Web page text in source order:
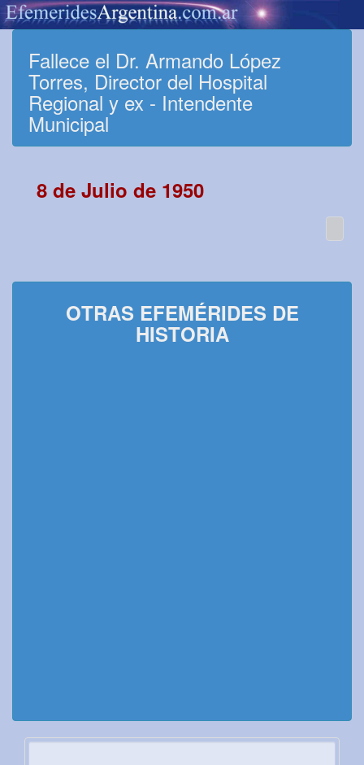
Fallece el Dr. Armando López
Torres, Director del Hospital
Regional y ex - Intendente
Municipal
8 de Julio de 1950
OTRAS EFEMÉRIDES DE
HISTORIA